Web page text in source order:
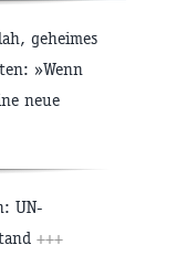
geheimes
»Wenn
neue
UN-
+++